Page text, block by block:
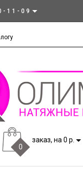
11-09
0
заказ, на 0 р.